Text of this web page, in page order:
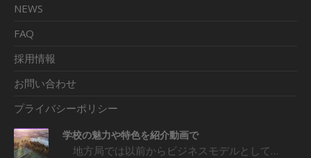
NEWS
FAQ
採用情報
お問い合わせ
プライバシーポリシー
学校の魅力や特色を紹介動画で
地方局では以前からビジネスモデルとして…